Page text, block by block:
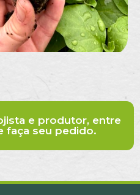
e produtor, entre
faça seu pedido.